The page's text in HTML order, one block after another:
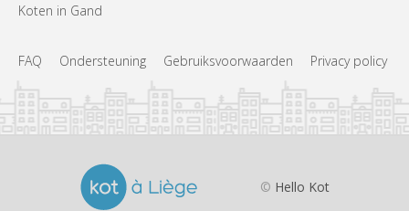
Koten in Gand
FAQ Ondersteuning Gebruiksvoorwaarden Privacy policy
© Hello Kot